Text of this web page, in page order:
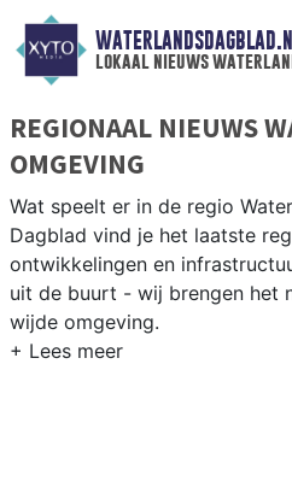
lokaal nieuws
REGIONAAL NIEUWS
OMGEVING
Wat speelt er in de regio
Dagblad vind je het laatste
ontwikkelingen en
uit de buurt - wij brengen het
wijde omgeving.